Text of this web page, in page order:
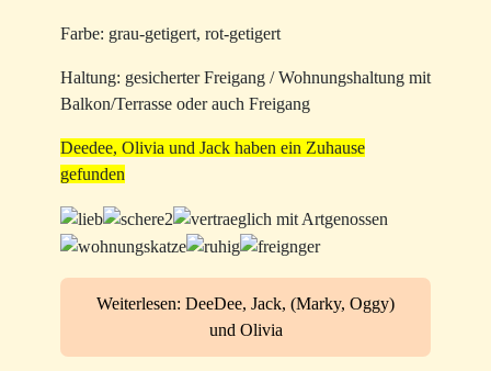
Farbe: grau-getigert, rot-getigert
Haltung: gesicherter Freigang / Wohnungshaltung mit
Balkon/Terrasse oder auch Freigang
Deedee, Olivia und Jack haben ein Zuhause
gefunden
Weiterlesen: DeeDee, Jack, (Marky, Oggy)
und Olivia